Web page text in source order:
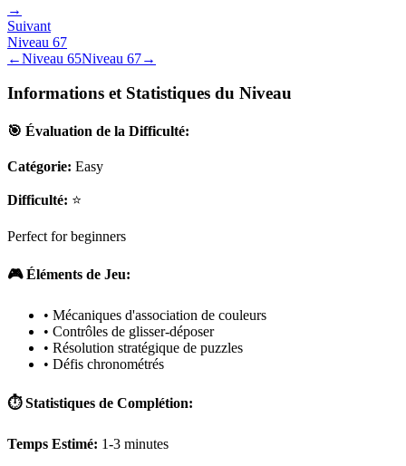
→
Suivant
Niveau 67
←Niveau 65Niveau 67→
Informations et Statistiques du Niveau
🎯 Évaluation de la Difficulté:
Catégorie: Easy
Difficulté: ⭐
Perfect for beginners
🎮 Éléments de Jeu:
• Mécaniques d'association de couleurs
• Contrôles de glisser-déposer
• Résolution stratégique de puzzles
• Défis chronométrés
⏱️ Statistiques de Complétion:
Temps Estimé: 1-3 minutes